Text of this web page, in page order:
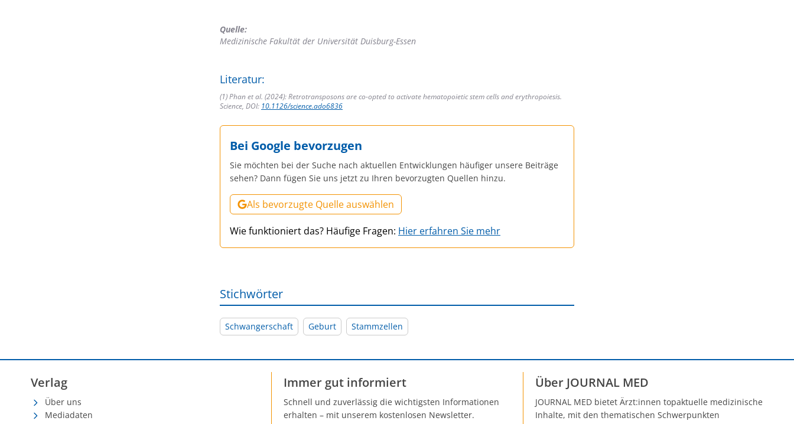
Quelle:
Medizinische Fakultät der Universität Duisburg-Essen
Literatur:
(1) Phan et al. (2024): Retrotransposons are co-opted to activate hematopoietic stem cells and erythropoiesis.
Science, DOI: 10.1126/science.ado6836
Bei Google bevorzugen
Sie möchten bei der Suche nach aktuellen Entwicklungen häufiger unsere Beiträge
sehen? Dann fügen Sie uns jetzt zu Ihren bevorzugten Quellen hinzu.
Als bevorzugte Quelle auswählen
Wie funktioniert das? Häufige Fragen: Hier erfahren Sie mehr
Stichwörter
Schwangerschaft Geburt Stammzellen
Verlag
Über uns
Mediadaten
Immer gut informiert
Schnell und zuverlässig die wichtigsten Informationen
erhalten – mit unserem kostenlosen Newsletter.
Über JOURNAL MED
JOURNAL MED bietet Ärzt:innen topaktuelle medizinische
Inhalte, mit den thematischen Schwerpunkten